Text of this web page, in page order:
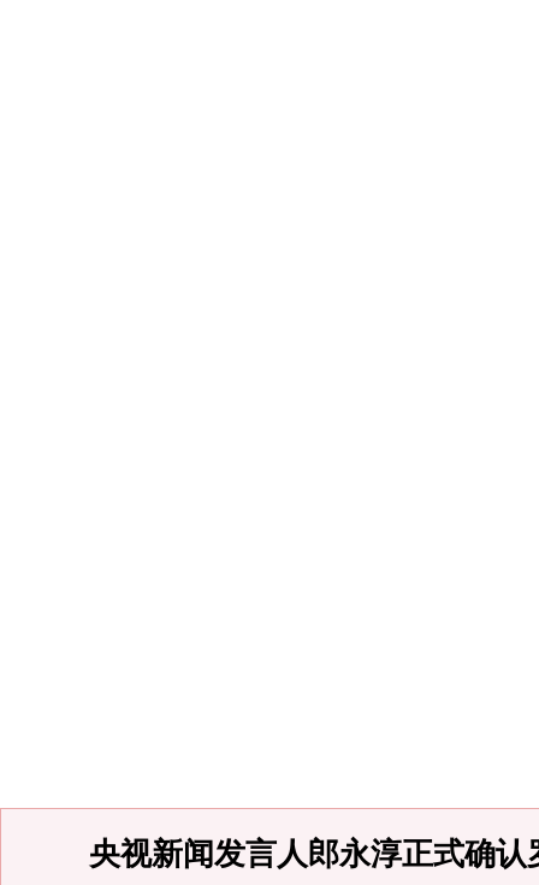
央视新闻发言人郎永淳正式确认